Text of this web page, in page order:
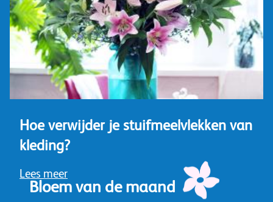
Hoe verwijder je stuifmeelvlekken van
kleding?
Lees meer
Bloem van de maand